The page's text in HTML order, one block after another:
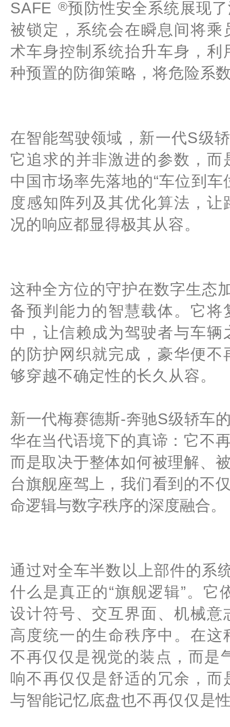
SAFE ®预防性安全系统展现
被锁定，系统会在瞬息间将
术车身控制系统抬升车身，
种预置的防御策略，将危险系
在智能驾驶领域，新一代S级
它追求的并非激进的参数，
中国市场率先落地的“车位到
度感知阵列及其优化算法，
况的响应都显得极其从容。
这种全方位的守护在数字生态
备预判能力的智慧载体。它
中，让信赖成为驾驶者与车
的防护网织就完成，豪华便
够穿越不确定性的长久从容。
新一代梅赛德斯-奔驰S级轿车
华在当代语境下的真谛：它不
而是取决于整体如何被理解、
台旗舰座驾上，我们看到的不
命逻辑与数字秩序的深度融合。
通过对全车半数以上部件的系
什么是真正的“旗舰逻辑”。
设计符号、交互界面、机械
高度统一的生命秩序中。在
不再仅仅是视觉的装点，而是
响不再仅仅是舒适的冗余，
与智能记忆底盘也不再仅仅是